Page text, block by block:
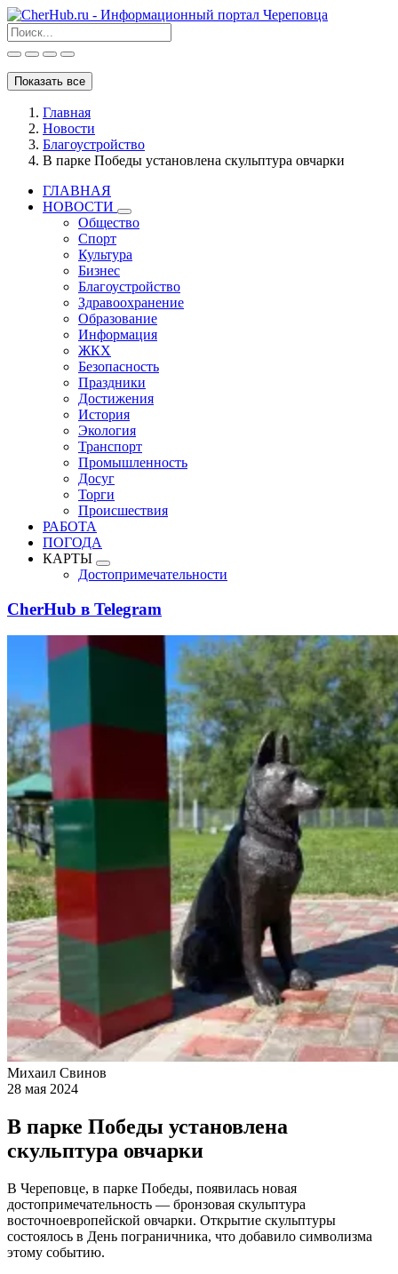
Показать все
Главная
Новости
Благоустройство
В парке Победы установлена скульптура овчарки
ГЛАВНАЯ
НОВОСТИ
Общество
Спорт
Культура
Бизнес
Благоустройство
Здравоохранение
Образование
Информация
ЖКХ
Безопасность
Праздники
Достижения
История
Экология
Транспорт
Промышленность
Досуг
Торги
Происшествия
РАБОТА
ПОГОДА
КАРТЫ
Достопримечательности
CherHub в Telegram
Михаил Свинов
28 мая 2024
В парке Победы установлена
скульптура овчарки
В Череповце, в парке Победы, появилась новая
достопримечательность — бронзовая скульптура
восточноевропейской овчарки. Открытие скульптуры
состоялось в День пограничника, что добавило символизма
этому событию.